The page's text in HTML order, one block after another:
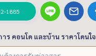
1885
ร คอนโด และบ้าน ราคาโดนใจ